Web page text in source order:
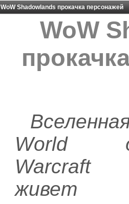
WoW Shadowlands прокачка персонажей
WoW
World
Warcraft
живет